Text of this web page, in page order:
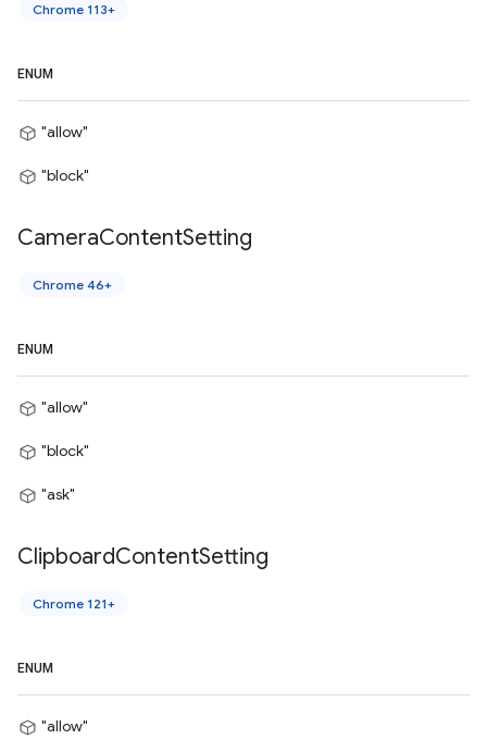
Chrome 113+
ENUM
"allow"
"block"
CameraContentSetting
Chrome 46+
ENUM
"allow"
"block"
"ask"
ClipboardContentSetting
Chrome 121+
ENUM
"allow"